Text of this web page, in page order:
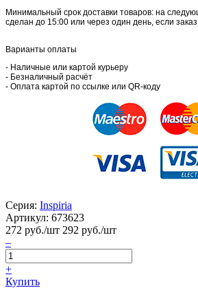
Минимальный срок доставки товаров: на
сделан до 15:00 или через один день, если
Варианты оплаты
- Наличные или картой курьеру
- Безналичный расчёт
- Оплата картой по ссылке или QR-коду
Серия: Inspiria
Артикул: 673623
272 руб./шт 292 руб./шт
–
+
Купить